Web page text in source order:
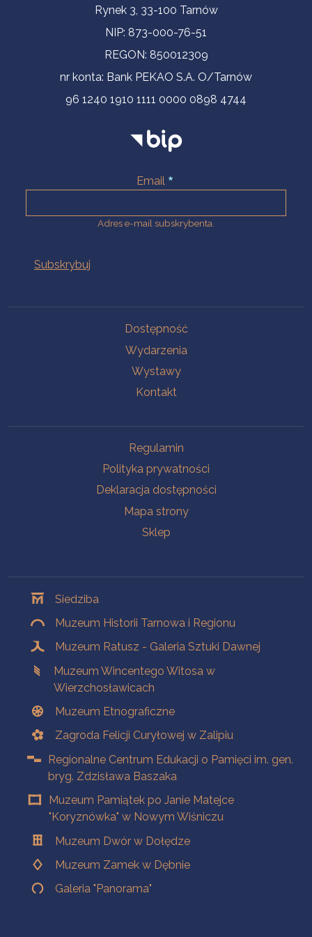
Informacje kontaktoweRynek 3, 33-100 Tarnów
NIP: 873-000-76-51
REGON: 850012309
nr konta: Bank PEKAO S.A. O/Tarnów
96 1240 1910 1111 0000 0898 4744
Email
Adres e-mail subskrybenta.
Dostępność
Wydarzenia
Wystawy
Kontakt
Regulamin
Polityka prywatności
Deklaracja dostępności
Mapa strony
Sklep
Siedziba
Muzeum Historii Tarnowa i Regionu
Muzeum Ratusz - Galeria Sztuki Dawnej
Muzeum Wincentego Witosa w
Wierzchosławicach
Muzeum Etnograficzne
Zagroda Felicji Curyłowej w Zalipiu
Regionalne Centrum Edukacji o Pamięci im. gen.
bryg. Zdzisława Baszaka
Muzeum Pamiątek po Janie Matejce
"Koryznówka" w Nowym Wiśniczu
Muzeum Dwór w Dołędze
Muzeum Zamek w Dębnie
Galeria "Panorama"